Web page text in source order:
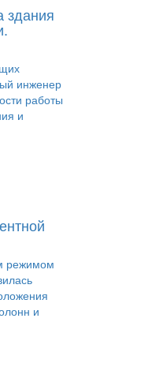
здания
инженер
работы
и
режимом
и